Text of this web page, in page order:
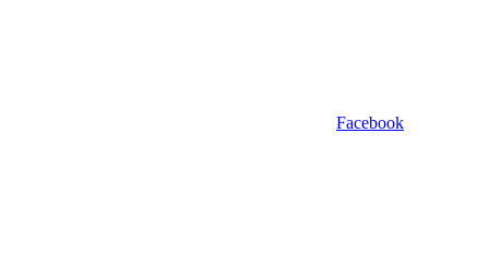
Facebook